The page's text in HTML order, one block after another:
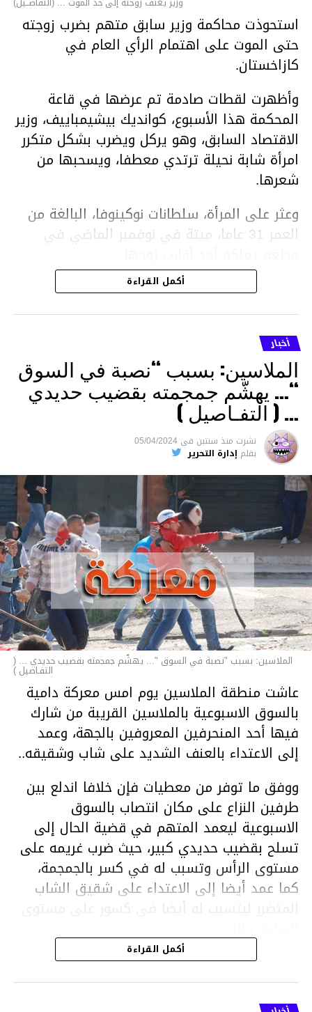
استحوذت محاكمة وزير سابق متهم بضرب زوجته
حتى الموت على اهتمام الرأي العام في
كازاخستان.
وأظهرت لقطات صادمة تم عرضها في قاعة
المحكمة هذا الأسبوع، كوانديك بيشيمباييف، وزير
الاقتصاد السابق، وهو يركل ويضرب بشكل متكرر
امرأة شابة نحيلة ترتدي معطفا، ويسحبها من
شعرها.
وعثر على المرأة، سلطانات نوكينوفا، البالغة من
العمر 31 عاما، ميتة في نوفمبر الماضي في
ووفقا لتقرير الطبيب الشرعي، توفيت نوكينوفا
متأثرة بصدمة في الدماغ، وكانت إحدى عظام
أنفها مكسورة وكانت هناك كدمات متعددة على
وجهها ورأسها وذراعيها ويديها.
ويواجه بيشيمباييف (43 عاما) اتهامات بالتعذيب
والقتل باستخدام العنف الشديد ويواجه عقوبة
السجن لمدة تصل إلى 20 عاما.
الأخبار
أكمل القراءة
أخبار
الملاسين: بسبب “نصبة في السوق
“… يهشّم جمجمته بقضيب حديدي
… ( التفـاصيل )
نشرت منذ سنتين فى 05/04/2024
بقلم إدارة التحرير
الملاسين: بسبب "نصبة في السوق "... يهشّم جمجمته بقضيب حديدي ... (
التفـاصيل )
عاشت منطقة الملاسين يوم امس معركة دامية
بالسوق الاسبوعية بالملاسين القريبة من شارك
فيها أحد المنحرفين المعروفين بالجهة، وعمد
إلى الاعتداء بالعنف الشديد على شاب وشقيقه..
ووفق ما توفر من معطيات فإن خلافا اندلع بين
طرفين النزاع على مكان انتصاب بالسوق
الاسبوعية ليعمد المتهم في قضية الحال إلى
تسلح بقضيب حديدي كبير، حيث ضرب غريمه على
مستوى الرأس وتسبب له في كسر بالجمجمة،
كما عمد أيضا إلى الاعتداء على شقيق الشاب
المتضرر ليتسبب له أيضا في كسور على مستوى
هذا وقد تمكن أعوان مركز الأمن الوطني بحي
هلال في توقيت قياسي من محاصرة المشتبه به
والقبض عليه وإحالته على التحقيق في خصوص
أكمل القراءة